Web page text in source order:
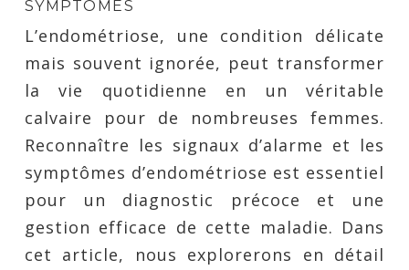
SYMPTÔMES
L’endométriose, une condition délicate
mais souvent ignorée, peut transformer
la vie quotidienne en un véritable
calvaire pour de nombreuses femmes.
Reconnaître les signaux d’alarme et les
symptômes d’endométriose est essentiel
pour un diagnostic précoce et une
gestion efficace de cette maladie. Dans
cet article, nous explorerons en détail